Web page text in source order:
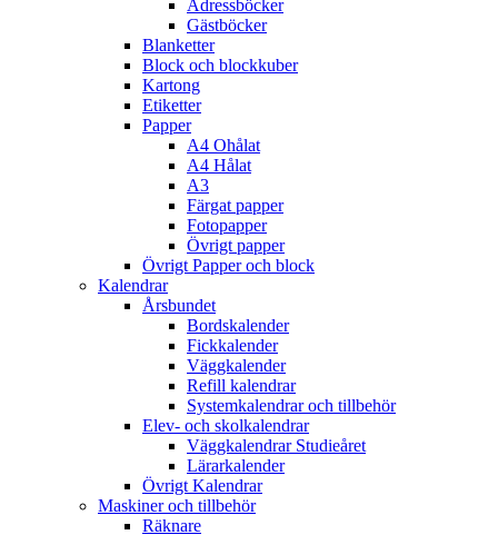
Adressböcker
Gästböcker
Blanketter
Block och blockkuber
Kartong
Etiketter
Papper
A4 Ohålat
A4 Hålat
A3
Färgat papper
Fotopapper
Övrigt papper
Övrigt Papper och block
Kalendrar
Årsbundet
Bordskalender
Fickkalender
Väggkalender
Refill kalendrar
Systemkalendrar och tillbehör
Elev- och skolkalendrar
Väggkalendrar Studieåret
Lärarkalender
Övrigt Kalendrar
Maskiner och tillbehör
Räknare